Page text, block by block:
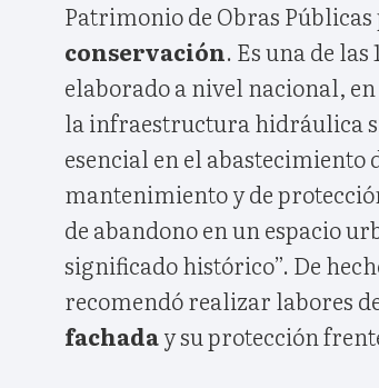
Patrimonio de Obras Públicas
conservación. Es una de
elaborado a nivel nacional, en
la infraestructura hidráulica
esencial en el abastecimiento
mantenimiento y de
de abandono en un espacio
significado histórico”. De
recomendó realizar labores
fachaday su protección